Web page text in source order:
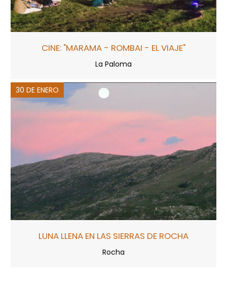
CINE: "MARAMA - ROMBAI - EL VIAJE"
La Paloma
30 DE ENERO
LUNA LLENA EN LAS SIERRAS DE ROCHA
Rocha